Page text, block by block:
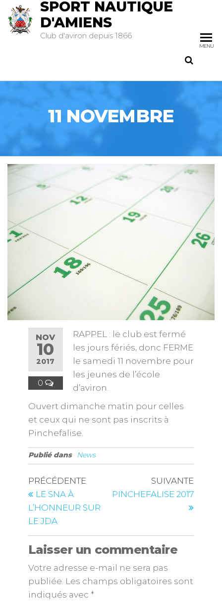
SPORT NAUTIQUE
D'AMIENS
Club d'aviron depuis 1866
MENU
11 NOVEMBRE
NOV
10
2017
0
RAPPEL : le club est fermé
les jours fériés, donc FERME
le samedi 11 novembre pour
les jeunes de l’école
d’aviron.
Ouvert dimanche matin pour celles
et ceux qui ne sont pas inscrits à
Pinchefalise.
Publié dans News
PRÉCÉDENTE
LE SNA À
L’HONNEUR SUR
LE JDA
SUIVANTE
PINCHEFALISE 2017
Laisser un commentaire
Votre adresse e-mail ne sera pas
publiée. Les champs obligatoires sont
indiqués avec *